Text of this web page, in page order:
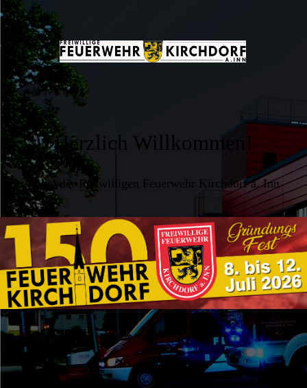
Herzlich Willkommen!
... bei der Freiwilligen Feuerwehr Kirchdorf a. Inn